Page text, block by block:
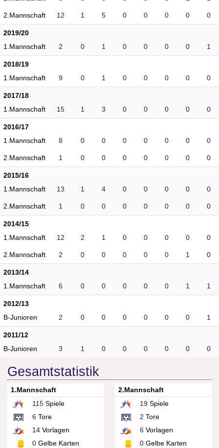
2.Mannschaft 12 1 5 0 0 0 0 0
2019/20
1.Mannschaft
2 0 1 0 0 0 0 1
2018/19
1.Mannschaft
9 0 1 0 0 0 0 0
2017/18
1.Mannschaft
15 1 3 0 0 0 0 0
2016/17
1.Mannschaft
8 0 0 0 0 0 0 0
2.Mannschaft 1 0 0 0 0 0 0 0
2015/16
1.Mannschaft
13 1 4 0 0 0 0 0
2.Mannschaft 1 0 0 0 0 0 0 0
2014/15
1.Mannschaft
12 2 1 0 0 0 0 0
2.Mannschaft 2 0 0 0 0 0 1 0
2013/14
1.Mannschaft
6 0 0 0 0 0 1 1
2012/13
B-Junioren
2 0 0 0 0 0 0 1
2011/12
B-Junioren
3 1 0 0 0 0 0 0
Gesamtstatistik
1.Mannschaft
115 Spiele
6 Tore
14 Vorlagen
0 Gelbe Karten
2.Mannschaft
19Spiele
2 Tore
6Vorlagen
0Gelbe Karten